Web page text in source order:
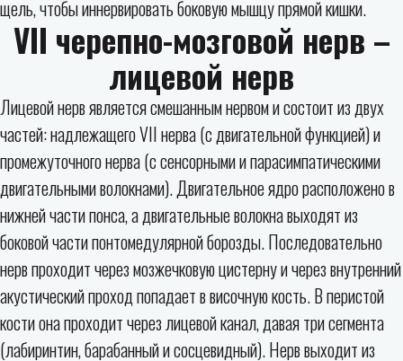
щель, чтобы иннервировать боковую мышцу прямой кишки.
VII черепно-мозговой нерв –
лицевой нерв
Лицевой нерв является смешанным нервом и состоит из двух
частей: надлежащего VII нерва (с двигательной функцией) и
промежуточного нерва (с сенсорными и парасимпатическими
двигательными волокнами). Двигательное ядро ​​расположено в
нижней части понса, а двигательные волокна выходят из
боковой части понтомедулярной борозды. Последовательно
нерв проходит через мозжечковую цистерну и через внутренний
акустический проход попадает в височную кость. В перистой
кости она проходит через лицевой канал, давая три сегмента
(лабиринтин, барабанный и сосцевидный). Нерв выходит из